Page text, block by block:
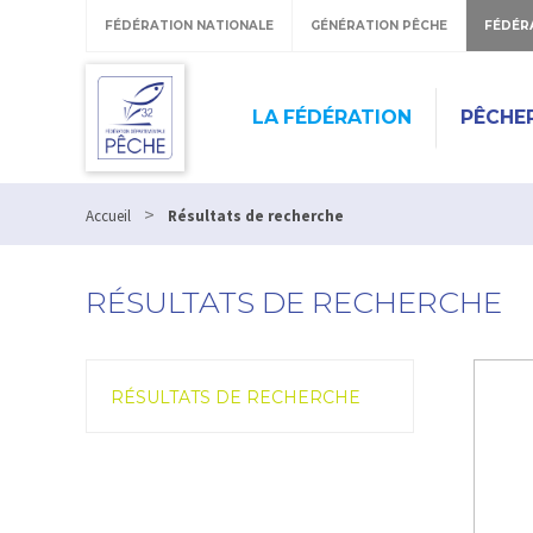
FÉDÉRATION NATIONALE GÉNÉRATION PÊCHE
LA FÉDÉRATION
Accueil > Résultats de recherche
RÉSULTATS DE RECHERCHE
RÉSULTATS DE RECHERCHE